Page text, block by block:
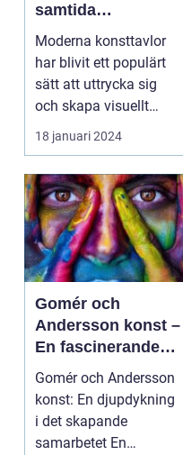
samtida
konstlandskapet
Moderna konsttavlor
har blivit ett populärt
sätt att uttrycka sig
och skapa visuellt
engagerande kon...
18 januari 2024
Gomér och
Andersson konst –
En fascinerande
utforskning av det
kreativa
samarbetet
Gomér och Andersson
konst: En djupdykning
i det skapande
samarbetet En